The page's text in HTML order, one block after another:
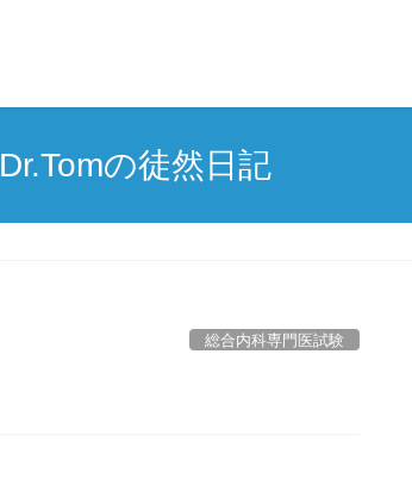
Dr.Tomの徒然日記
総合内科専門医試験